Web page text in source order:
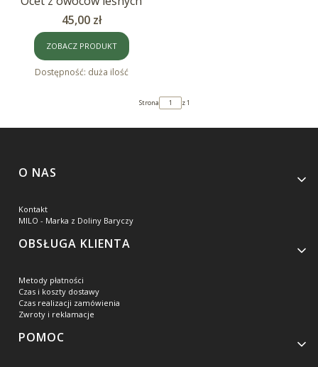
Cena
45,00 zł
ZOBACZ PRODUKT
Dostępność: duża ilość
Strona z 1
Linki w stopce
O NAS
Kontakt
MILO - Marka z Doliny Baryczy
OBSŁUGA KLIENTA
Metody płatności
Czas i koszty dostawy
Czas realizacji zamówienia
Zwroty i reklamacje
POMOC